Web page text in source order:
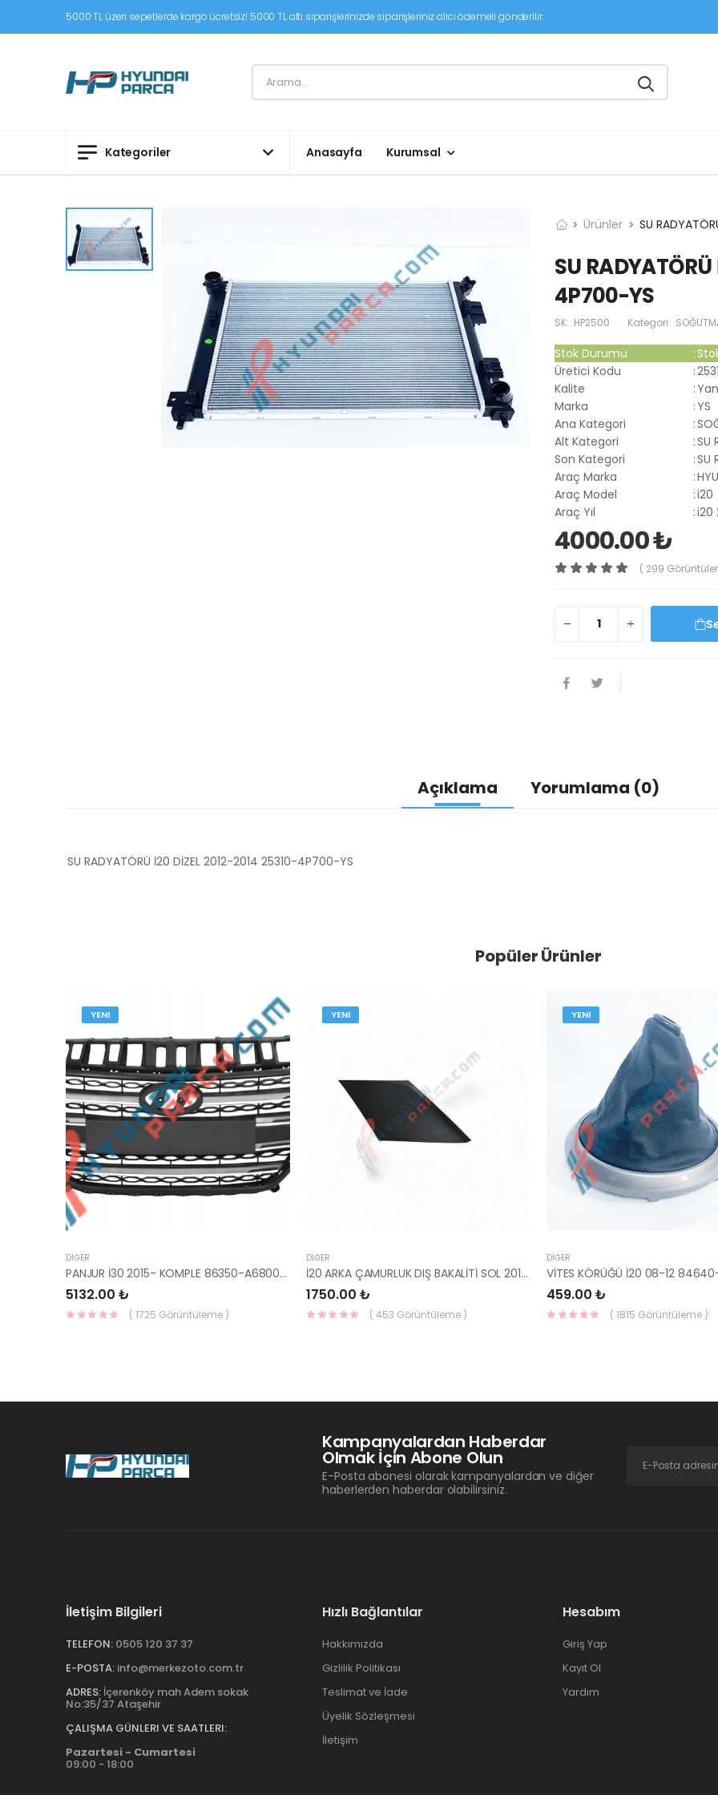
5000 TL üzeri sepetlerde kargo ücretsiz! 5000 TL altı siparişlerinizde siparişleriniz alıcı ödemeli gönderilir.
Kategoriler Anasayfa Kurumsal
Ürünler SU
SU
4P700-YS
SK: HP2500 Kategori:
Stok Durumu :
Üretici Kodu
:
Kalite
:
Marka
:YS
Ana Kategori
:
Alt Kategori
:SU
Son Kategori
:SU
Araç Marka
:
Araç Model
:i20
Araç Yıl
:i20
4000.00 ₺
( 299
Açıklama Yorumlama (0)
SU RADYATÖRÜ İ20 DİZEL 2012-2014 25310-4P700-YS
Popüler Ürünler
YENI
DIĞER
PANJUR İ30 2015- KOMPLE 86350-A6800-YS
5132.00 ₺
( 1725 Görüntüleme )
YENI
DIĞER
İ20 ARKA ÇAMURLUK DIŞ BAKALİTİ SOL 2015- ( PARLAK SİYAH ) 87360-C8000-YS
1750.00 ₺
( 453 Görüntüleme )
YENI
DIĞER
VİTES KÖRÜĞÜ İ20 08-12
459.00 ₺
( 1815 Görüntüleme )
Kampanyalardan Haberdar
Olmak İçin Abone Olun
E-Posta abonesi olarak kampanyalardan ve diğer
haberlerden haberdar olabilirsiniz.
İletişim Bilgileri
TELEFON: 0505 120 37 37
E-POSTA: info@merkezoto.com.tr
ADRES: İçerenköy mah Adem sokak
No:35/37 Ataşehir
ÇALIŞMA GÜNLERI VE SAATLERI:
Pazartesi - Cumartesi
09:00 - 18:00
Hızlı Bağlantılar
Hakkımızda
Gizlilik Politikası
Teslimat ve İade
Üyelik Sözleşmesi
İletişim
Hesabım
Giriş Yap
Kayıt Ol
Yardım